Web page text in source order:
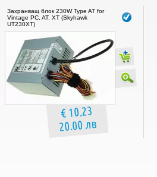
Захранващ блок 230W Type AT for
Vintage PC, AT, XT (Skyhawk
UT230XT)
€ 10.23
20.00 лв